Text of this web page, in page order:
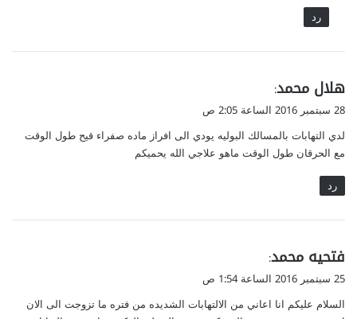
رد
ي
ق
ل
هلال محمد:
28 سبتمبر 2016 الساعة 2:05 ص
لدي التهابات بالمسالك البوليه يودي الى افراز ماده صفراء قيح طول الوقت
مع الحرقان طول الوقت ماهو علاجي الله يحميكم
رد
ي
ق
ل
فتحيه محمد:
25 سبتمبر 2016 الساعة 1:54 ص
السلام عليكم انا اعاني من الالتهابات الشديده من فتره ما تزوجت الى الان